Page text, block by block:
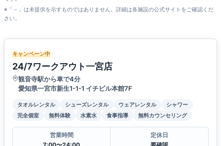
※「－」は未提供を示すものではありません。詳細は各施設の公式サイトをご確認くだ
さい。
キャンペーン中
24/7ワークアウト一宮店
観音寺駅から車で4分
愛知県一宮市新生1-1-1 イチビル本館7F
タオルレンタル シューズレンタル ウェアレンタル
シャワー
完全個室
無料体験 水素水 食事指導 無料カウンセリング
営業時間
定休日